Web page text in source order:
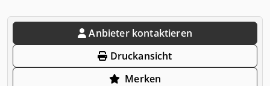
Anbieter kontaktieren
Druckansicht
Merken